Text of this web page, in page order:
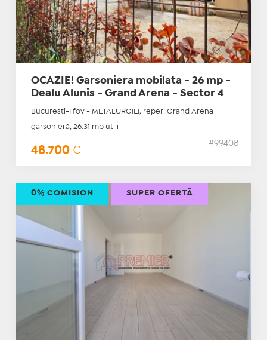
OCAZIE! Garsoniera mobilata - 26 mp -
Dealu Alunis - Grand Arena - Sector 4
Bucuresti-Ilfov - METALURGIEI, reper: Grand Arena
garsonieră, 26.31 mp utili
48.700 €
#99408
0% COMISION SUPER OFERTĂ